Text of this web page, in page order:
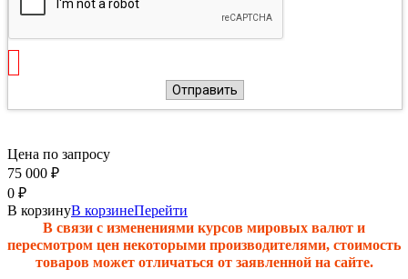
Отправить
Цена по запросу
75 000 ₽
0 ₽
В корзинуВ корзинеПерейти
В связи с изменениями курсов мировых валют и
пересмотром цен некоторыми производителями, стоимость
товаров может отличаться от заявленной на сайте.